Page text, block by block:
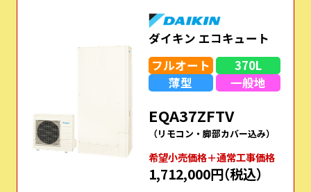
ダイキン エコキュート
フルオート
370L
薄型
一般地
EQA37ZFTV
（リモコン・脚部カバー込み）
希望⼩売価格＋通常⼯事価格
1,712,000円（税込）